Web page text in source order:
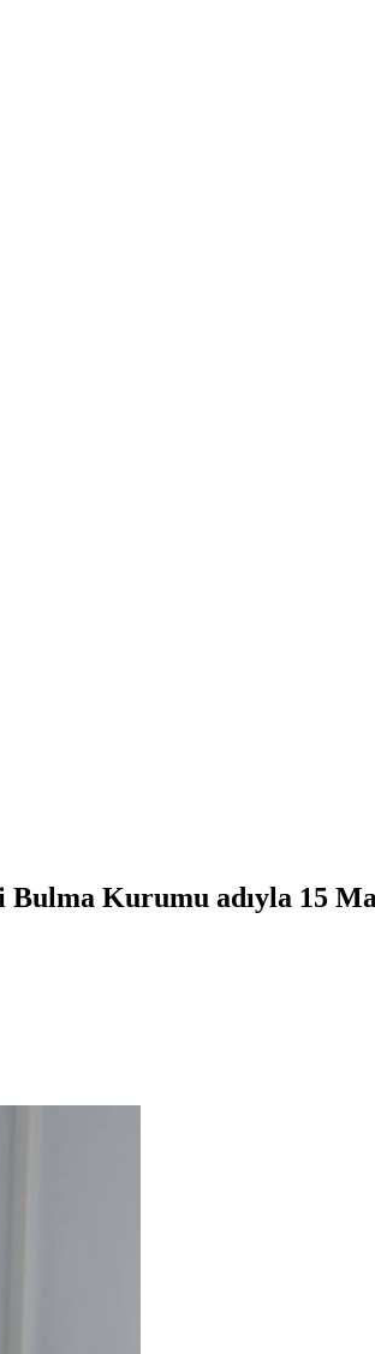
Kurumu adıyla 15